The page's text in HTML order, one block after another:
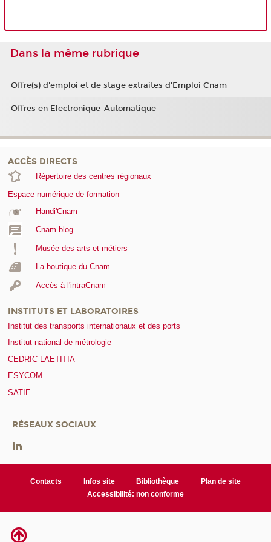
Dans la même rubrique
Offre(s) d'emploi et de stage extraites d'Emploi Cnam
Offres en Electronique-Automatique
ACCÈS DIRECTS
Répertoire des centres régionaux
Espace numérique de formation
Handi'Cnam
Cnam blog
Musée des arts et métiers
La boutique du Cnam
Accès à l'intraCnam
INSTITUTS ET LABORATOIRES
Institut des transports internationaux et des ports
Institut national de métrologie
CEDRIC-LAETITIA
ESYCOM
SATIE
RÉSEAUX SOCIAUX
Contacts Infos site Bibliothèque
Plan de site
Accessibilité: non conforme